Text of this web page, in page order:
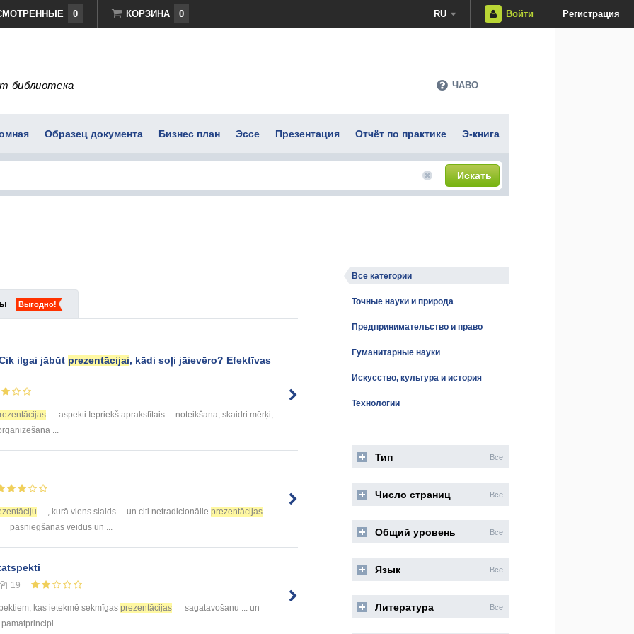
0 КОРЗИНА 0 RU Войти Регистрация
библиотека ЧАВО
Образец документа Бизнес план Эссе Презентация Отчёт по практике Э-книга
Искать
Выгодно!
ilgai jābūt prezentācijai, kādi soļi jāievēro? Efektīvas
aspekti Iepriekš aprakstītais ... noteikšana, skaidri mērķi,
...
, kurā viens slaids ... un citi netradicionālie prezentācijas
pasniegšanas veidus un ...
19
kas ietekmē sekmīgas prezentācijas
sagatavošanu ... un
pamatprincipi ...
Все категории
Точные науки и природа
Предпринимательство и право
Гуманитарные науки
Искусство, культура и история
Технологии
Тип Все
Число страниц Все
Общий уровень Все
Язык Все
Литература Все